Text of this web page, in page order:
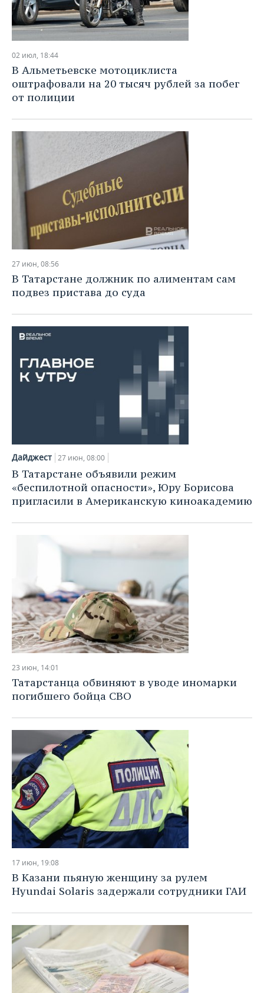
02 июл, 18:44
В Альметьевске мотоциклиста
оштрафовали на 20 тысяч рублей за побег
от полиции
27 июн, 08:56
В Татарстане должник по алиментам сам
подвез пристава до суда
Дайджест 27 июн, 08:00
В Татарстане объявили режим
«беспилотной опасности», Юру Борисова
пригласили в Американскую киноакадемию
23 июн, 14:01
Татарстанца обвиняют в уводе иномарки
погибшего бойца СВО
17 июн, 19:08
В Казани пьяную женщину за рулем
Hyundai Solaris задержали сотрудники ГАИ